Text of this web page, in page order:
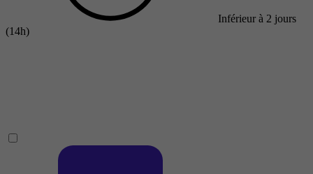
Inférieur à 2 jours
(14h)